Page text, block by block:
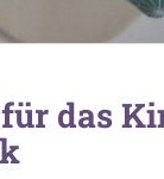
das